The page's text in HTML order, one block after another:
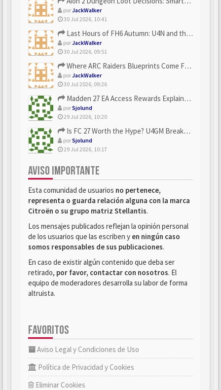
porJackWalker
30 Jul 2026, 10:41
Last Hours of FH6 Autumn: U4N and the Best Rewards to Grab
porJackWalker
30 Jul 2026, 09:51
Where ARC Raiders Blueprints Come From and How U4N Can Help
porJackWalker
30 Jul 2026, 09:26
Madden 27 EA Access Rewards Explained | U4GM Early Game Surv...
porSjolund
29 Jul 2026, 10:20
Is FC 27 Worth the Hype? U4GM Breaks Down Every Major Reveal
porSjolund
29 Jul 2026, 10:17
AVISO IMPORTANTE
Esta comunidad de usuarios no pertenece,
representa o guarda relación alguna con la marca
Citroën o su grupo matriz Stellantis.
Los mensajes publicados reflejan la opinión personal
de los usuarios que las escriben y en ningún caso
somos responsables de sus publicaciones.
En caso de existir algún contenido que deba ser
retirado, por favor, contactar con nosotros. El
equipo de moderadores desarrolla su labor de forma
altruista.
FAVORITOS
Aviso Legal y Condiciones de Uso
Política de Privacidad y Cookies
Eliminar Cookies